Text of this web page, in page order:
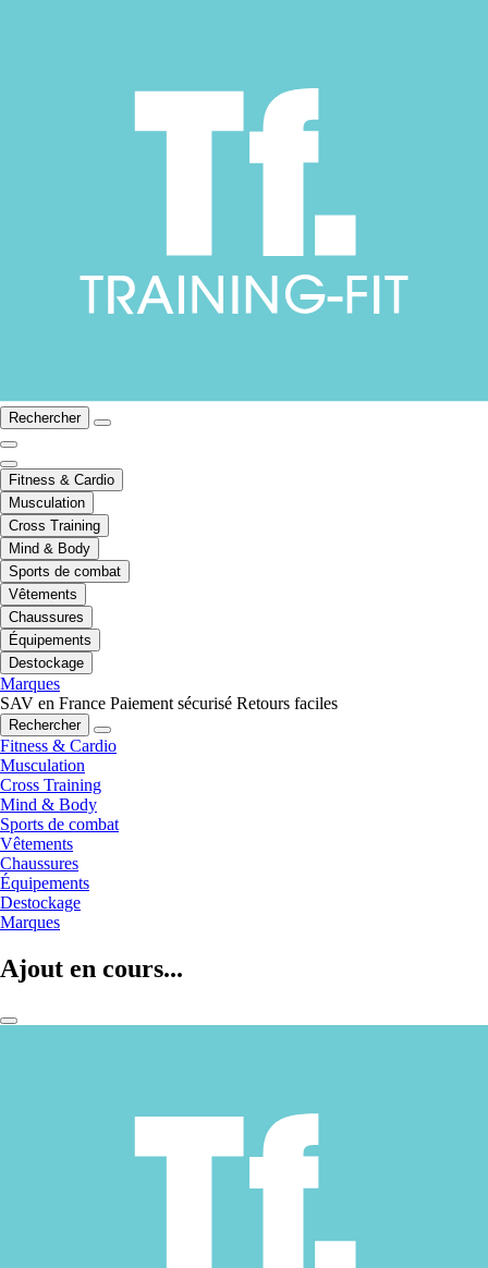
Rechercher
Fitness & Cardio
Musculation
Cross Training
Mind & Body
Sports de combat
Vêtements
Chaussures
Équipements
Destockage
Marques
SAV en France Paiement sécurisé Retours faciles
Rechercher
Fitness & Cardio
Musculation
Cross Training
Mind & Body
Sports de combat
Vêtements
Chaussures
Équipements
Destockage
Marques
Ajout en cours...